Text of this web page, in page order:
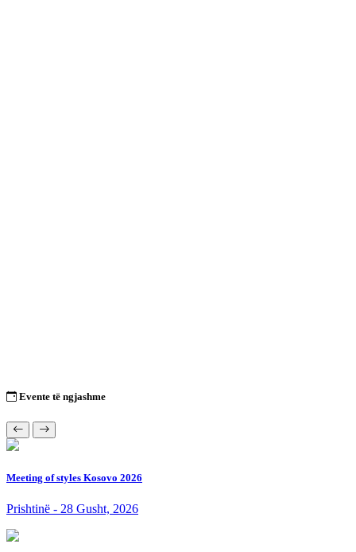
Evente të ngjashme
Meeting of styles Kosovo 2026
Prishtinë - 28 Gusht, 2026